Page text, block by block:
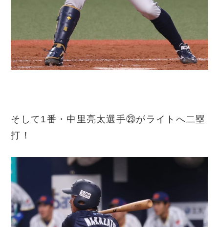
そして1番・中里亮太選手㉓がライトへ二塁
打！